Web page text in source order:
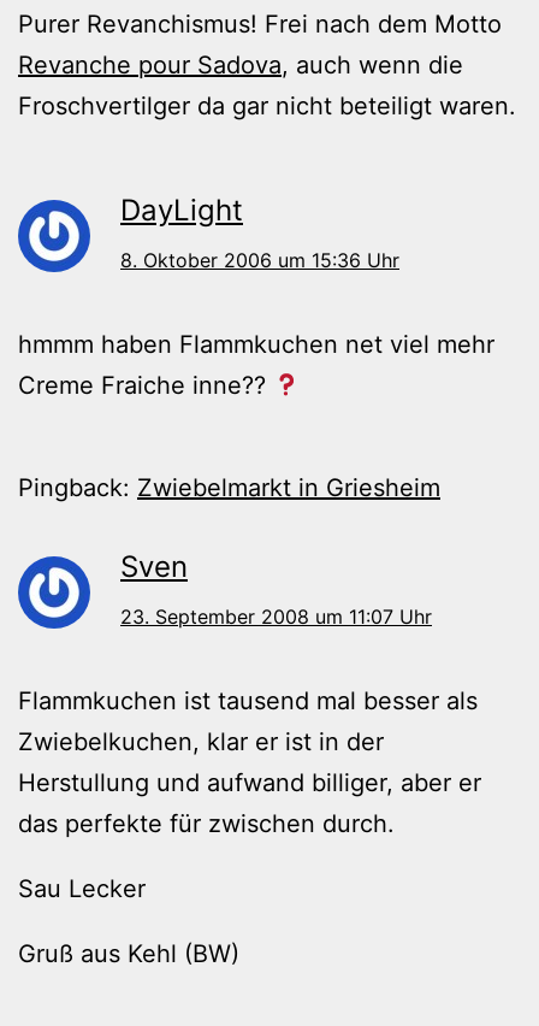
Purer Revanchismus! Frei nach dem Motto
Revanche pour Sadova, auch wenn die
Froschvertilger da gar nicht beteiligt waren.
DayLight
8. Oktober 2006 um 15:36 Uhr
hmmm haben Flammkuchen net viel mehr
Creme Fraiche inne??
Pingback: Zwiebelmarkt in Griesheim
Sven
23. September 2008 um 11:07 Uhr
Flammkuchen ist tausend mal besser als
Zwiebelkuchen, klar er ist in der
Herstullung und aufwand billiger, aber er
das perfekte für zwischen durch.
Sau Lecker
Gruß aus Kehl (BW)